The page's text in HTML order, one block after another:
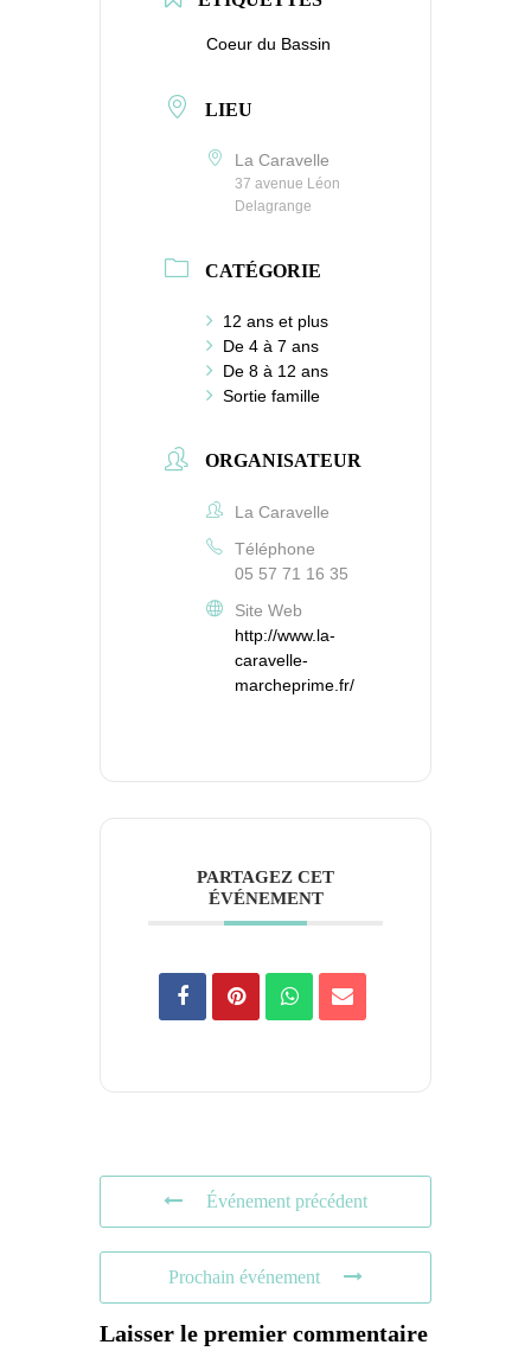
Coeur du Bassin
LIEU
La Caravelle
37 avenue Léon
Delagrange
CATÉGORIE
12 ans et plus
De 4 à 7 ans
De 8 à 12 ans
Sortie famille
ORGANISATEUR
La Caravelle
Téléphone
05 57 71 16 35
Site Web
http://www.la-
caravelle-
marcheprime.fr/
PARTAGEZ CET
ÉVÉNEMENT
Événement précédent
Prochain événement
Laisser le premier commentaire